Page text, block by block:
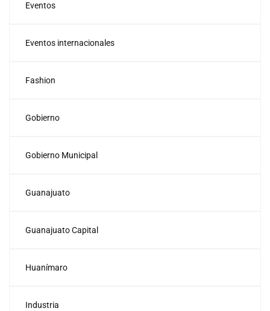
Eventos
Eventos internacionales
Fashion
Gobierno
Gobierno Municipal
Guanajuato
Guanajuato Capital
Huanímaro
Industria